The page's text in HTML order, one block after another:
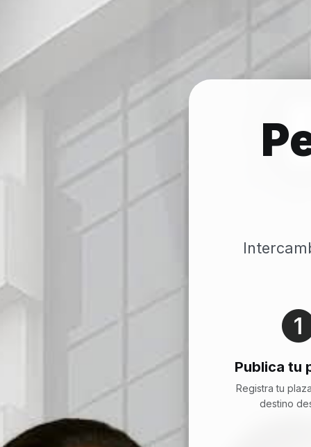
Publica tu
Registra tu
destino